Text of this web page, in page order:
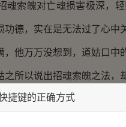
魂索魄对亡魂损害极深，
德，实在是无法过了心中
万万没想到，道姑口中的
以说出招魂索魄之法，却
，道姑何尝又对方圆有什
己说出招魂索魄之法，
捷键的正确方式